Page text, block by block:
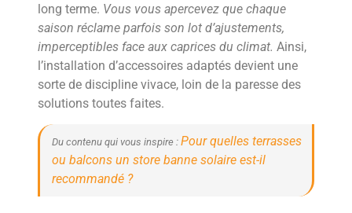
long terme. Vous vous apercevez que chaque
saison réclame parfois son lot d’ajustements,
imperceptibles face aux caprices du climat. Ainsi,
l’installation d’accessoires adaptés devient une
sorte de discipline vivace, loin de la paresse des
solutions toutes faites.
Du contenu qui vous inspire : Pour quelles terrasses
ou balcons un store banne solaire est-il
recommandé ?